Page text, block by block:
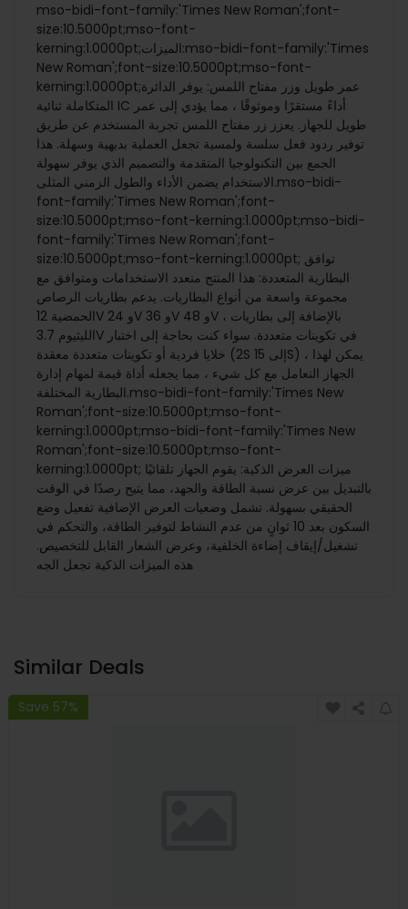
mso-bidi-font-family:'Times New Roman';font-
size:10.5000pt;mso-font-
kerning:1.0000pt;الميزات:mso-bidi-font-family:'Times
New Roman';font-size:10.5000pt;mso-font-
kerning:1.0000pt;عمر طويل وزر مفتاح اللمس: يوفر الدائرة
المتكاملة ثنائية IC أداءً مستقرًا وموثوقًا ، مما يؤدي إلى عمر
طويل للجهاز. يعزز زر مفتاح اللمس تجربة المستخدم عن طريق
توفير ردود فعل سلسة ولمسية تجعل العملية بديهية وسهلة. هذا
الجمع بين التكنولوجيا المتقدمة والتصميم الذي يوفر سهولة
الاستخدام يضمن الأداء والطول الزمني المثلى.mso-bidi-
font-family:'Times New Roman';font-
size:10.5000pt;mso-font-kerning:1.0000pt;mso-bidi-
font-family:'Times New Roman';font-
size:10.5000pt;mso-font-kerning:1.0000pt; توافق
البطارية المتعددة: هذا المنتج متعدد الاستخدامات ومتوافق مع
مجموعة واسعة من أنواع البطاريات. يدعم بطاريات الرصاص
الحمضية 12V و 24V و 36V و 48V ، بالإضافة إلى بطاريات
الليثيوم 3.7V في تكوينات متعددة. سواء كنت بحاجة إلى اختبار
خلايا فردية أو تكوينات متعددة معقدة (2S إلى 15S) ، يمكن لهذا
الجهاز التعامل مع كل شيء ، مما يجعله أداة قيمة لمهام إدارة
البطارية المختلفة.mso-bidi-font-family:'Times New
Roman';font-size:10.5000pt;mso-font-
kerning:1.0000pt;mso-bidi-font-family:'Times New
Roman';font-size:10.5000pt;mso-font-
kerning:1.0000pt; ميزات العرض الذكية: يقوم الجهاز تلقائيًا
بالتبديل بين عرض نسبة الطاقة والجهد، مما يتيح رصدًا في الوقت
الحقيقي بسهولة. تشمل وضعيات العرض الإضافية تفعيل وضع
السكون بعد 10 ثوانٍ من عدم النشاط لتوفير الطاقة، والتحكم في
تشغيل/إيقاف إضاءة الخلفية، وعرض الشعار القابل للتخصيص.
هذه الميزات الذكية تجعل الجه
Similar Deals
Save 57%